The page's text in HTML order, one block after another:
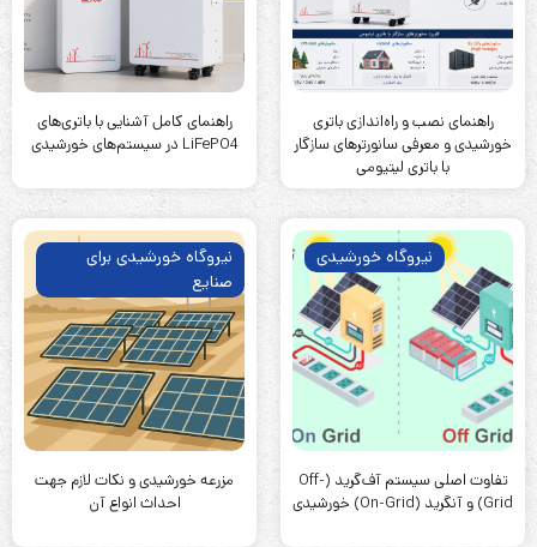
راهنمای نصب و راه‌اندازی باتری
خورشیدی و معرفی سانورترهای سازگار
با باتری لیتیومی
راهنمای کامل آشنایی با باتری‌های
LiFePO4 در سیستم‌های خورشیدی
نیروگاه خورشیدی
تفاوت اصلی سیستم آف‌گرید (Off-
Grid) و آنگرید (On-Grid) خورشیدی
نیروگاه خورشیدی برای
صنایع
مزرعه خورشیدی و نکات لازم جهت
احداث انواع آن